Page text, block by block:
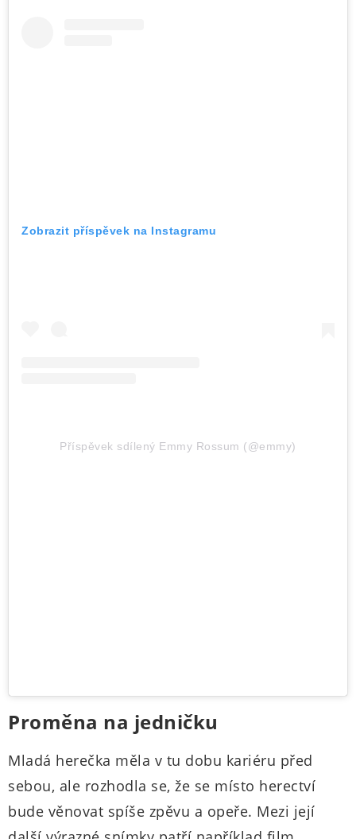
Zobrazit příspěvek na Instagramu
Příspěvek sdílený Emmy Rossum (@emmy)
Proměna na jedničku
Mladá herečka měla v tu dobu kariéru před
sebou, ale rozhodla se, že se místo herectví
bude věnovat spíše zpěvu a opeře. Mezi její